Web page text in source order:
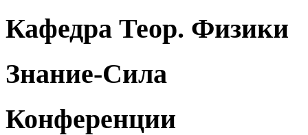
Кафедра Теор. Физики
Знание-Сила
Конференции